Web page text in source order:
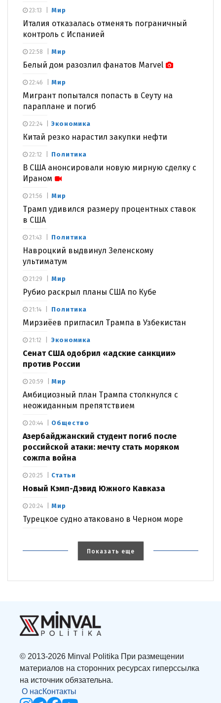
Мир
Италия отказалась отменять пограничный
контроль с Испанией
23:13
Мир
Белый дом разозлил фанатов Marvel
22:58
Мир
Мигрант попытался попасть в Сеуту на
параплане и погиб
22:46
Экономика
Китай резко нарастил закупки нефти
22:24
Политика
В США анонсировали новую мирную сделку с
Ираном
22:12
Мир
Трамп удивился размеру процентных ставок
в США
21:56
Политика
Навроцкий выдвинул Зеленскому
ультиматум
21:43
Мир
Рубио раскрыл планы США по Кубе
21:29
Политика
Мирзиёев пригласил Трампа в Узбекистан
21:14
Экономика
Сенат США одобрил «адские санкции»
против России
21:12
Мир
Амбициозный план Трампа столкнулся с
неожиданным препятствием
20:59
Общество
Азербайджанский студент погиб после
российской атаки: мечту стать моряком
сожгла война
20:44
Статьи
Новый Кэмп-Дэвид Южного Кавказа
20:25
Мир
Турецкое судно атаковано в Черном море
20:24
Показать еще
© 2013-2026 Minval Politika При размещении
материалов на сторонних ресурсах гиперссылка
на источник обязательна.
О насКонтакты